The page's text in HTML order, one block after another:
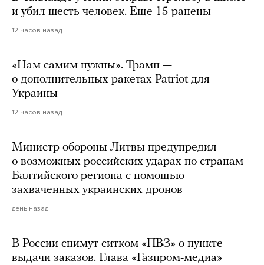
и убил шесть человек. Еще 15 ранены
12 часов назад
«Нам самим нужны». Трамп —
о дополнительных ракетах Patriot для
Украины
12 часов назад
Министр обороны Литвы предупредил
о возможных российских ударах по странам
Балтийского региона с помощью
захваченных украинских дронов
день назад
В России снимут ситком «ПВЗ» о пункте
выдачи заказов. Глава «Газпром-медиа»